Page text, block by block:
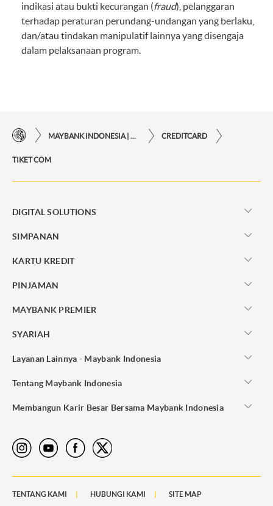
indikasi atau bukti kecurangan (fraud), pelanggaran
terhadap peraturan perundang-undangan yang berlaku,
dan/atau tindakan manipulatif lainnya yang disengaja
dalam pelaksanaan program.
CREDITCARD
TIKET COM
DIGITAL SOLUTIONS
SIMPANAN
KARTU KREDIT
PINJAMAN
MAYBANK PREMIER
SYARIAH
Layanan Lainnya - Maybank Indonesia
Tentang Maybank Indonesia
Membangun Karir Besar Bersama Maybank Indonesia
TENTANG KAMI HUBUNGI KAMI SITE MAP